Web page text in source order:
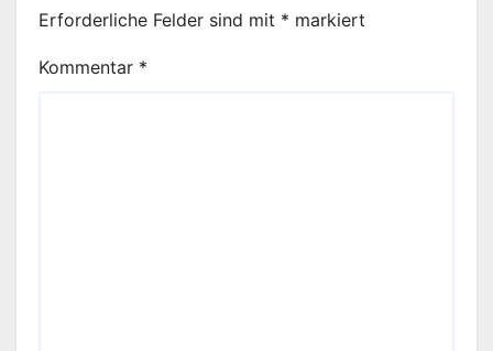
Erforderliche Felder sind mit * markiert
Kommentar *